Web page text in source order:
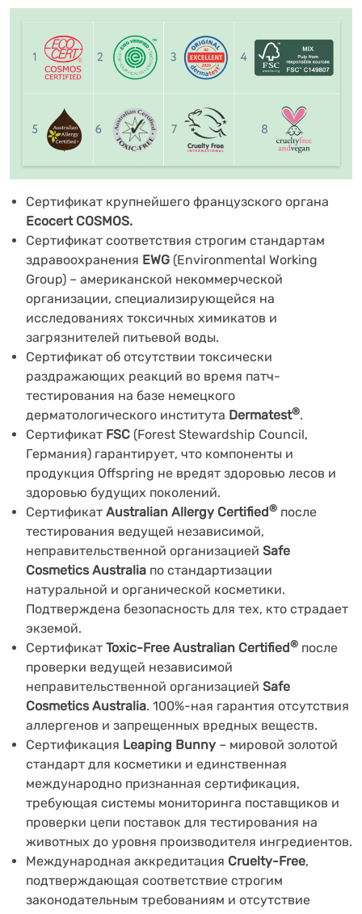
Сертификат крупнейшего французского органа
Ecocert COSMOS.
Сертификат соответствия строгим стандартам
здравоохранения EWG (Environmental Working
Group) – американской некоммерческой
организации, специализирующейся на
исследованиях токсичных химикатов и
загрязнителей питьевой воды.
Сертификат об отсутствии токсически
раздражающих реакций во время патч-
тестирования на базе немецкого
дерматологического института Dermatest®.
Сертификат FSC (Forest Stewardship Council,
Германия) гарантирует, что компоненты и
продукция Offspring не вредят здоровью лесов и
здоровью будущих поколений.
Сертификат Australian Allergy Certified® после
тестирования ведущей независимой,
неправительственной организацией Safe
Cosmetics Australia по стандартизации
натуральной и органической косметики.
Подтверждена безопасность для тех, кто страдает
экземой.
Сертификат Toxic-Free Australian Certified® после
проверки ведущей независимой
неправительственной организацией Safe
Cosmetics Australia. 100%-ная гарантия отсутствия
аллергенов и запрещенных вредных веществ.
Сертификация Leaping Bunny – мировой золотой
стандарт для косметики и единственная
международно признанная сертификация,
требующая системы мониторинга поставщиков и
проверки цепи поставок для тестирования на
животных до уровня производителя ингредиентов.
Международная аккредитация Cruelty-Free,
подтверждающая соответствие строгим
законодательным требованиям и отсутствие